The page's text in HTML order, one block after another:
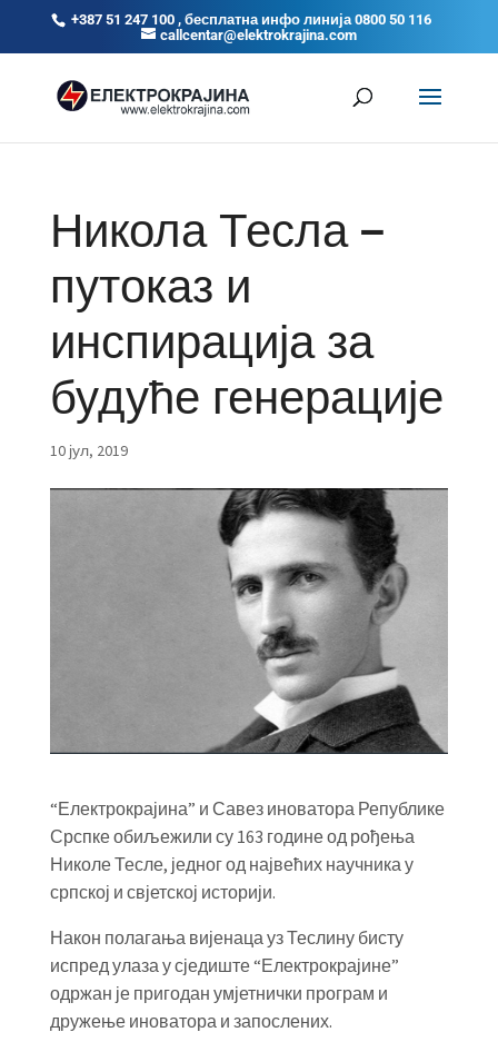
+387 51 247 100 , бесплатна инфо линија 0800 50 116
callcentar@elektrokrajina.com
Никола Тесла –
путоказ и
инспирација за
будуће генерације
10 јул, 2019
“Електрокрајина” и Савез иноватора Републике
Срспке обиљежили су 163 године од рођења
Николе Тесле, једног од највећих научника у
српској и свјетској историји.
Након полагања вијенаца уз Теслину бисту
испред улаза у сједиште “Електрокрајине”
одржан је пригодан умјетнички програм и
дружење иноватора и запослених.